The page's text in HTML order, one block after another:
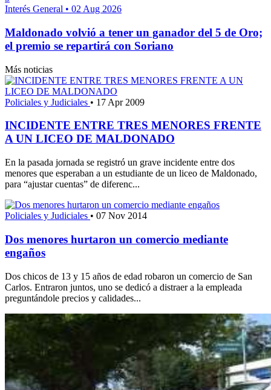
Interés General • 02 Aug 2026
Maldonado volvió a tener un ganador del 5 de Oro;
el premio se repartirá con Soriano
Más noticias
Policiales y Judiciales • 17 Apr 2009
INCIDENTE ENTRE TRES MENORES FRENTE
A UN LICEO DE MALDONADO
En la pasada jornada se registró un grave incidente entre dos
menores que esperaban a un estudiante de un liceo de Maldonado,
para “ajustar cuentas” de diferenc...
Policiales y Judiciales • 07 Nov 2014
Dos menores hurtaron un comercio mediante
engaños
Dos chicos de 13 y 15 años de edad robaron un comercio de San
Carlos. Entraron juntos, uno se dedicó a distraer a la empleada
preguntándole precios y calidades...